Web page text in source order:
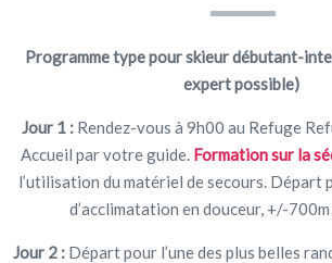
Programme type pour skieur débutant-
expert possible)
Jour 1 : Rendez-vous à 9h00 au Refuge
Accueil par votre guide. Formation sur la
l’utilisation du matériel de secours. Départ
d’acclimatation en douceur, +/-
Jour 2 : Départ pour l’une des plus belles